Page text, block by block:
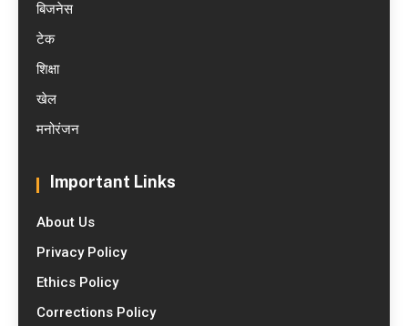
बिजनेस
टेक
शिक्षा
खेल
मनोरंजन
Important Links
About Us
Privacy Policy
Ethics Policy
Corrections Policy